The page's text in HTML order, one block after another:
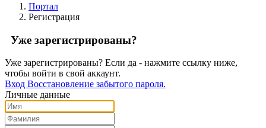
Портал
Регистрация
Уже зарегистрированы?
Уже зарегистрированы? Если да - нажмите ссылку ниже,
чтобы войти в свой аккаунт.
Вход Восстановление забытого пароля.
Личные данные